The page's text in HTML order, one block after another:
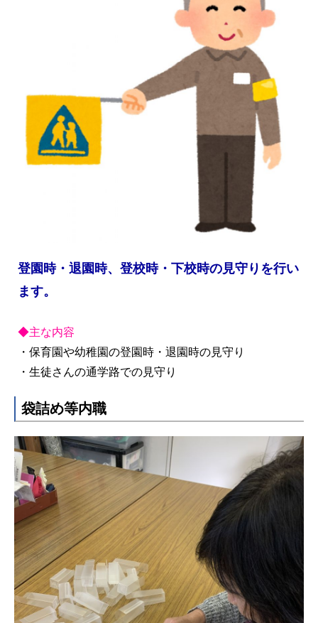
登園時・退園時、登校時・下校時の見守りを行い
ます。
◆主な内容
・保育園や幼稚園の登園時・退園時の見守り
・生徒さんの通学路での見守り
袋詰め等内職